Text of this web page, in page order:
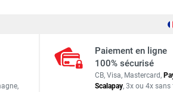
le réservoir double paroi et le capot
les bandages de renfort
Diesel, lubrifiant, fioul, AdBlue® -
Paiement en ligne
100% sécurisé
CB, Visa, Mastercard,
Scalapay, 3x ou 4x sans